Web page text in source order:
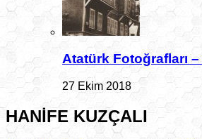
Atatürk Fotoğrafları –
27 Ekim 2018
HANİFE KUZÇALI